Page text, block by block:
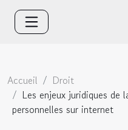
Accueil
Droit
Les enjeux juridiques de
personnelles sur internet